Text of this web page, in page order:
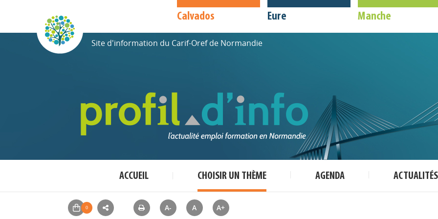
Calvados Eure Manche
Site d'information du Carif-Oref de Normandie
ACCUEIL CHOISIR UN THÈME AGENDA ACTUALITÉS
A- A A+